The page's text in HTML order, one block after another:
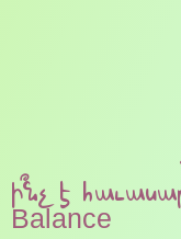
Ի՞նչ է
Balance?